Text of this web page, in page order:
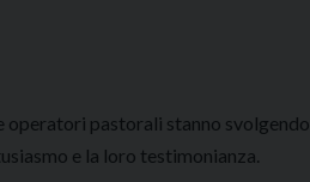
operatori pastorali stanno svolgendo
e la loro testimonianza.